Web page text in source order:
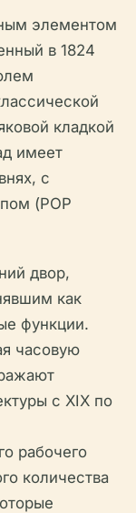
элементом
в 1824
кладкой
имеет
с
(POP
двор,
как
функции.
часовую
с XIX по
рабочего
количества